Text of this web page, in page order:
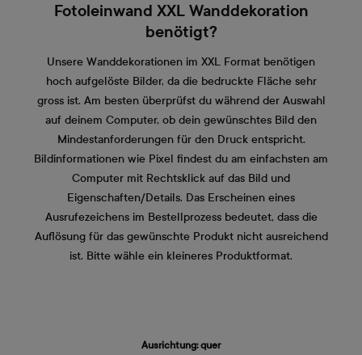
Fotoleinwand XXL Wanddekoration
benötigt?
Unsere Wanddekorationen im XXL Format benötigen
hoch aufgelöste Bilder, da die bedruckte Fläche sehr
gross ist. Am besten überprüfst du während der Auswahl
auf deinem Computer, ob dein gewünschtes Bild den
Mindestanforderungen für den Druck entspricht.
Bildinformationen wie Pixel findest du am einfachsten am
Computer mit Rechtsklick auf das Bild und
Eigenschaften/Details. Das Erscheinen eines
Ausrufezeichens im Bestellprozess bedeutet, dass die
Auflösung für das gewünschte Produkt nicht ausreichend
ist. Bitte wähle ein kleineres Produktformat.
Ausrichtung: quer